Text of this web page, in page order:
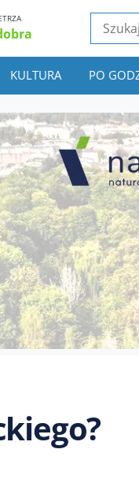
KULTURA PO